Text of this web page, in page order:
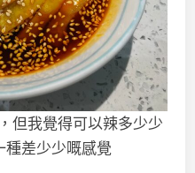
但我覺得可以辣多少少
種差少少嘅感覺